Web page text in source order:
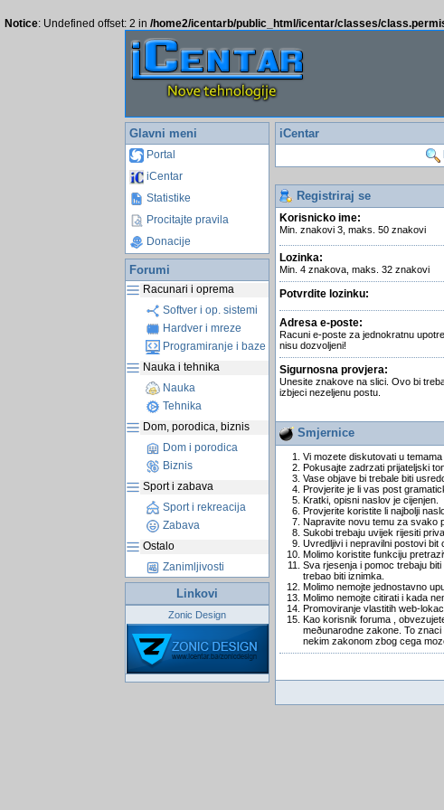
Notice: Undefined offset: 2 in /home2/icentarb/public_html/icentar/classes/
Glavni meni
Portal
iCentar
Statistike
Procitajte pravila
Donacije
Forumi
Racunari i oprema
Softver i op. sistemi
Hardver i mreze
Programiranje i baze
Nauka i tehnika
Nauka
Tehnika
Dom, porodica, biznis
Dom i porodica
Biznis
Sport i zabava
Sport i rekreacija
Zabava
Ostalo
Zanimljivosti
Linkovi
Zonic Design
iCentar
Registriraj se
Korisnicko ime:
Min. znakovi 3, maks. 50 znakovi
Lozinka:
Min. 4 znakova, maks. 32 znakovi
Potvrdite lozinku:
Adresa e-poste:
Racuni e-poste za jednokratnu
nisu dozvoljeni!
Sigurnosna provjera:
Unesite znakove na slici. Ovo bi
izbjeci nezeljenu postu.
Smjernice
Vi mozete diskutovati u
Pokusajte zadrzati prijateljski
Vase objave bi trebale biti
Provjerite je li vas post
Kratki, opisni naslov je cijenjen.
Provjerite koristite li najbolji
Napravite novu temu za svako
Sukobi trebaju uvijek rijesiti
Uvredljivi i nepravilni postovi bit
Molimo koristite funkciju
Sva rjesenja i pomoc trebaju
trebao biti iznimka.
Molimo nemojte jednostavno
Molimo nemojte citirati i kada
Promoviranje vlastitih web-
Kao korisnik foruma ,
meðunarodne zakone. To
nekim zakonom zbog cega